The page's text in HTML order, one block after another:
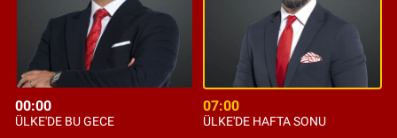
00:00
ÜLKE'DE BU GECE
07:00
ÜLKE'DE HAFTA SONU